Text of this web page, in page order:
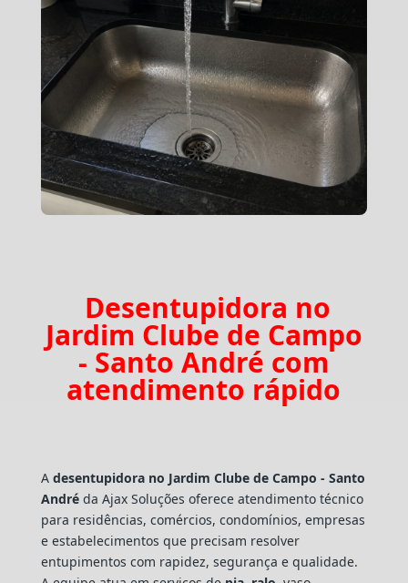
Desentupidora no
Jardim Clube de Campo
- Santo André com
atendimento rápido
A desentupidora no Jardim Clube de Campo - Santo
Andréda Ajax Soluções oferece atendimento técnico
para residências, comércios, condomínios, empresas
e estabelecimentos que precisam resolver
entupimentos com rapidez, segurança e qualidade.